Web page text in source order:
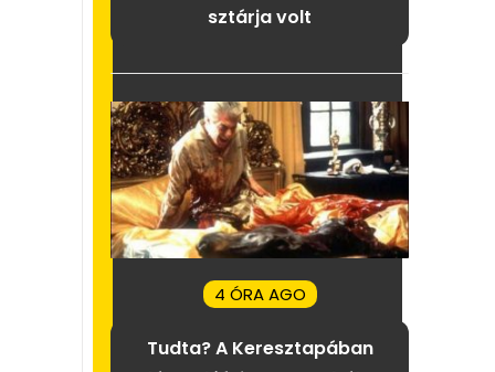
sztárja volt
4 ÓRA AGO
Tudta? A Keresztapában